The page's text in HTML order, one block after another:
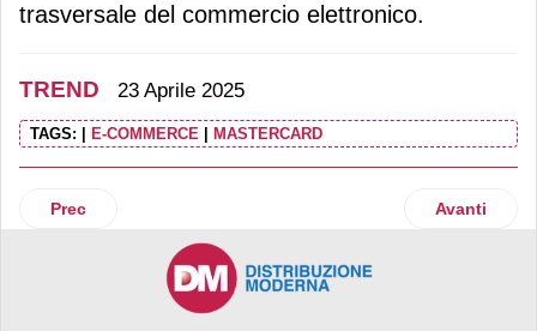
trasversale del commercio elettronico.
TREND 23 Aprile 2025
TAGS: E-COMMERCE MASTERCARD
Articolo precedente: Free from, rich-in e italianità guidano
Prec Articolo
Avanti